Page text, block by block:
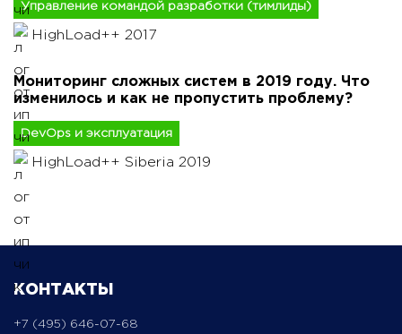
Управление командой разработки (тимлиды)
HighLoad++ 2017
Мониторинг сложных систем в 2019 году. Что
изменилось и как не пропустить проблему?
DevOps и эксплуатация
HighLoad++ Siberia 2019
КОНТАКТЫ
+7 (495) 646-07-68